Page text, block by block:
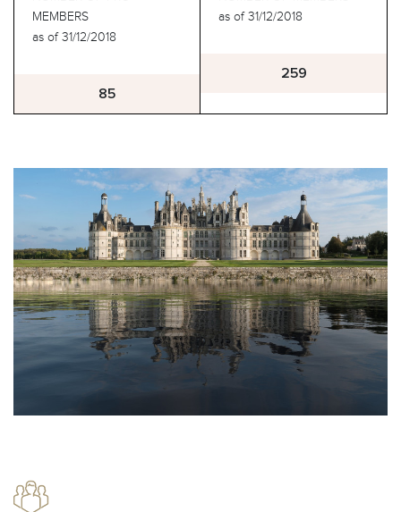
MEMBERS
as of 31/12/2018
85
as of 31/12/2018
259